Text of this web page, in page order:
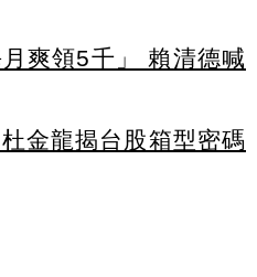
爽領5千」 賴清德喊
金龍揭台股箱型密碼